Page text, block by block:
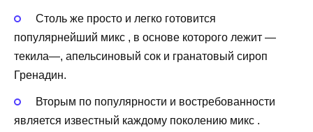
Столь же просто и легко готовится
популярнейший микс , в основе которого лежит —
текила—, апельсиновый сок и гранатовый сироп
Гренадин.
Вторым по популярности и востребованности
является известный каждому поколению микс .